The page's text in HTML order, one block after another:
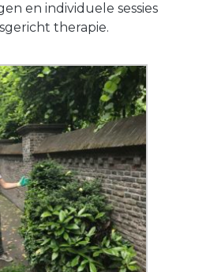
en individuele sessies
therapie.